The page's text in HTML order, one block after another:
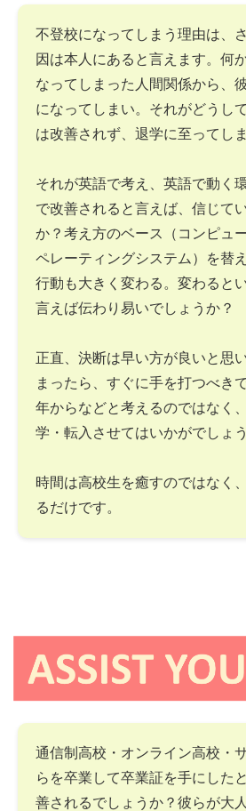
不登校になってしまう理由は、
因は本人にあると言えます。何
なってしまった人間関係から、
になってしまい。それがどうし
は改善されず、退学に至ってし
それが英語で考え、英語で動く
で改善されると言えば、信じて
か？考え方のベース（コンピュ
ペレーティングシステム）を替
行動も大きく変わる。変わると
言えば伝わり易いでしょうか？
正直、決断は早い方が良いと思
まったら、すぐに手を打つべき
年からなどと考えるのではなく
学・転入させてはいかがでしょ
時間は高校生を癒すのではなく
るだけです。
通信制高校・オンライン高校・
らを卒業して卒業証を手にした
善されるでしょうか？彼らが大